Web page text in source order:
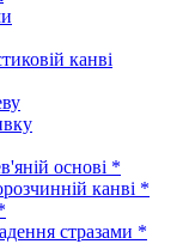
канві
основі *
канві *
стразами *